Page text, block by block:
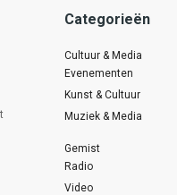
Categorieën
Cultuur & Media
Evenementen
Kunst & Cultuur
Muziek & Media
Gemist
Radio
Video